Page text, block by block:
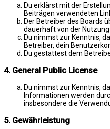
Du erklärst mit der
Beiträgen verwendeten
Der Betreiber des Boards
dauerhaft von der
Du nimmst zur Kenntnis,
Betreiber, dein
Du gestattest dem
4. General Public License
Du nimmst zur Kenntnis,
Informationen werden
insbesondere die
5. Gewährleistung